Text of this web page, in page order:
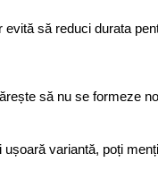
să reduci durata
să nu se formeze
variantă, poți